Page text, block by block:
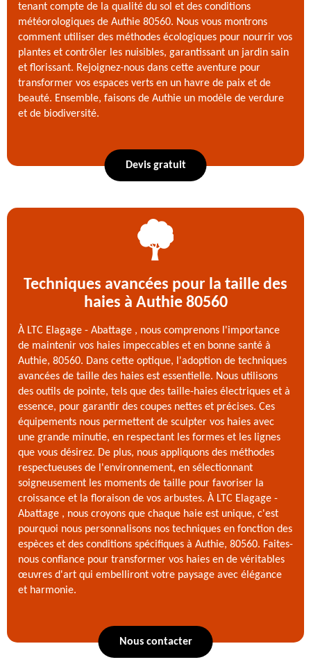
tenant compte de la qualité du sol et des conditions
météorologiques de Authie 80560. Nous vous montrons
comment utiliser des méthodes écologiques pour nourrir vos
plantes et contrôler les nuisibles, garantissant un jardin sain
et florissant. Rejoignez-nous dans cette aventure pour
transformer vos espaces verts en un havre de paix et de
beauté. Ensemble, faisons de Authie un modèle de verdure
et de biodiversité.
Devis gratuit
Techniques avancées pour la taille des
haies à Authie 80560
À LTC Elagage - Abattage , nous comprenons l'importance
de maintenir vos haies impeccables et en bonne santé à
Authie, 80560. Dans cette optique, l'adoption de techniques
avancées de taille des haies est essentielle. Nous utilisons
des outils de pointe, tels que des taille-haies électriques et à
essence, pour garantir des coupes nettes et précises. Ces
équipements nous permettent de sculpter vos haies avec
une grande minutie, en respectant les formes et les lignes
que vous désirez. De plus, nous appliquons des méthodes
respectueuses de l'environnement, en sélectionnant
soigneusement les moments de taille pour favoriser la
croissance et la floraison de vos arbustes. À LTC Elagage -
Abattage , nous croyons que chaque haie est unique, c'est
pourquoi nous personnalisons nos techniques en fonction des
espèces et des conditions spécifiques à Authie, 80560. Faites-
nous confiance pour transformer vos haies en de véritables
œuvres d'art qui embelliront votre paysage avec élégance
et harmonie.
Nous contacter